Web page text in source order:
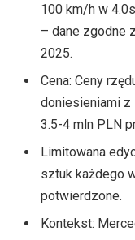
100 km/h w
– dane zgodne
2025.
Cena: Ceny
doniesieniami z
3.5-4 mln PLN
Limitowana
sztuk każdego
potwierdzone.
Kontekst: